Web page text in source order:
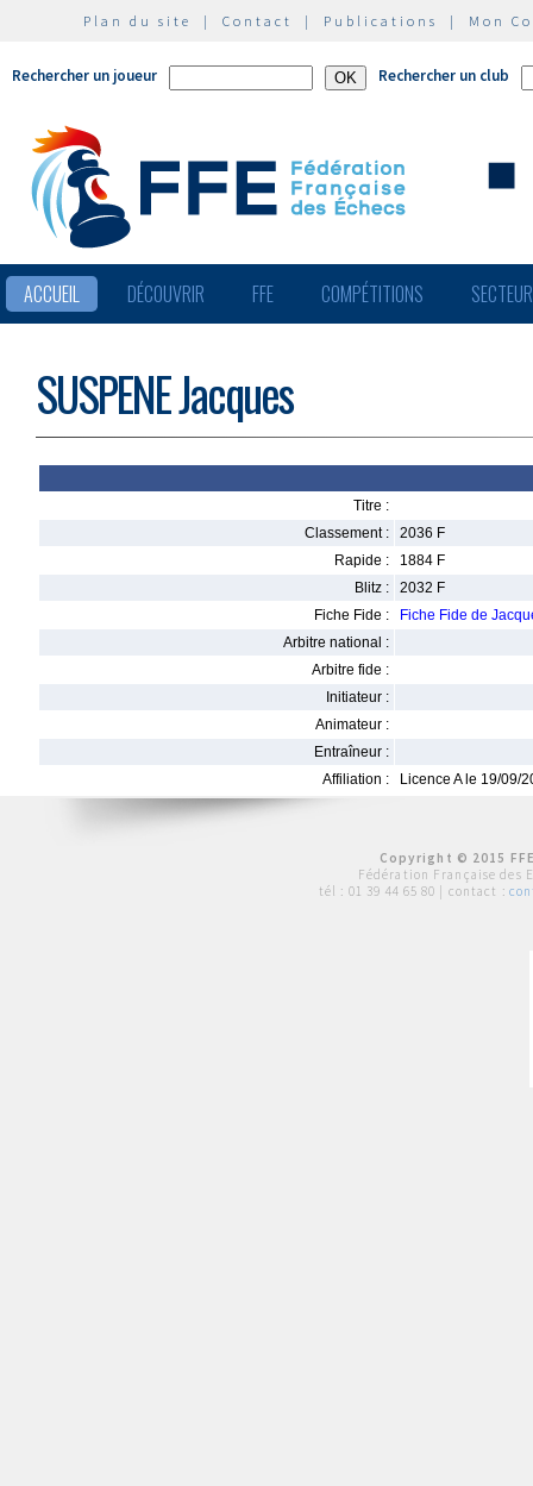
Plan du site | Contact | Publications | Mon
Rechercher un joueur Rechercher un club
ACCUEIL DÉCOUVRIR FFE COMPÉTITIONS
SUSPENE Jacques
Titre :
Classement :
2036 F
Rapide :
1884 F
Blitz :
2032 F
Fiche Fide :
Fiche Fide de
Arbitre national :
Arbitre fide :
Initiateur :
Animateur :
Entraîneur :
Affiliation :
Licence A le 19/09/
Copyright © 2015
Fédération Française des
tél : 01 39 44 65 80 | contact :